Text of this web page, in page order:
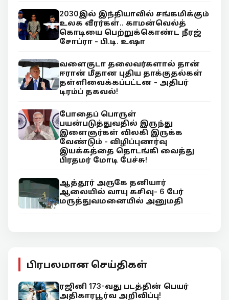
2030இல் இந்தியாவில் சங்கமிக்கும்
உலக வீரர்கள்.. காமன்வெல்த்
கொடியை பெற்றுக்கொண்ட நீரஜ்
சோப்ரா - பி.டி. உஷா
வளைகுடா தலைவர்களால் தான்
ஈரான் மீதான புதிய தாக்குதல்கள்
தள்ளிவைக்கப்பட்டன - அதிபர்
டிரம்ப் தகவல்!
போதைப் பொருள்
பயன்படுத்துவதில் இருந்து
இளைஞர்கள் விலகி இருக்க
வேண்டும் - விழிப்புணர்வு
இயக்கத்தை தொடங்கி வைத்து
பிரதமர் மோடி பேச்சு!
ஆத்தூர் அருகே தனியார்
ஆலையில் வாயு கசிவு- 6 பேர்
மருத்துவமனையில் அனுமதி
பிரபலமான செய்திகள்
ரஜினி 173-வது படத்தின் பெயர்
அதிகாரபூர்வ அறிவிப்பு!